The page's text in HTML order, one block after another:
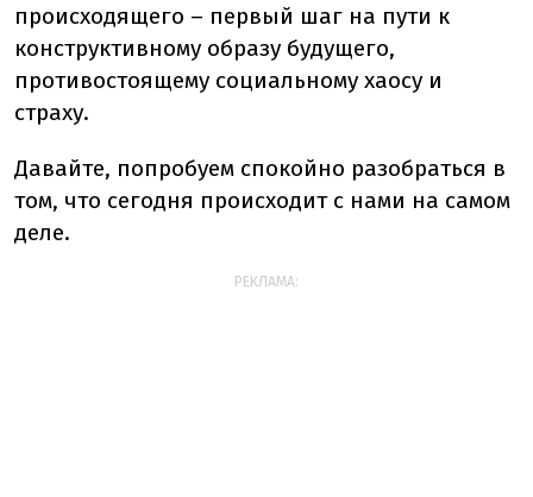
происходящего – первый шаг на пути к
конструктивному образу будущего,
противостоящему социальному хаосу и
страху.
Давайте, попробуем спокойно разобраться в
том, что сегодня происходит с нами на самом
деле.
РЕКЛАМА: